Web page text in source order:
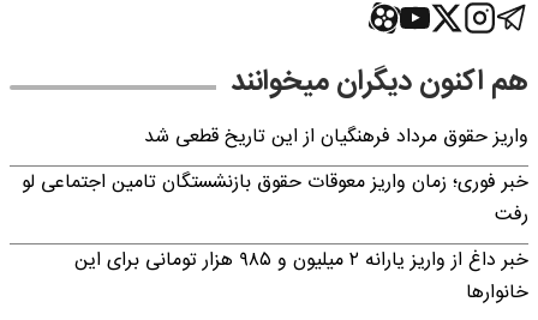
هم اکنون دیگران میخوانند
واریز حقوق مرداد فرهنگیان از این تاریخ قطعی شد
خبر فوری؛ زمان واریز معوقات حقوق بازنشستگان تامین اجتماعی لو
رفت
خبر داغ از واریز یارانه ۲ میلیون و ۹۸۵ هزار تومانی برای این
خانوارها